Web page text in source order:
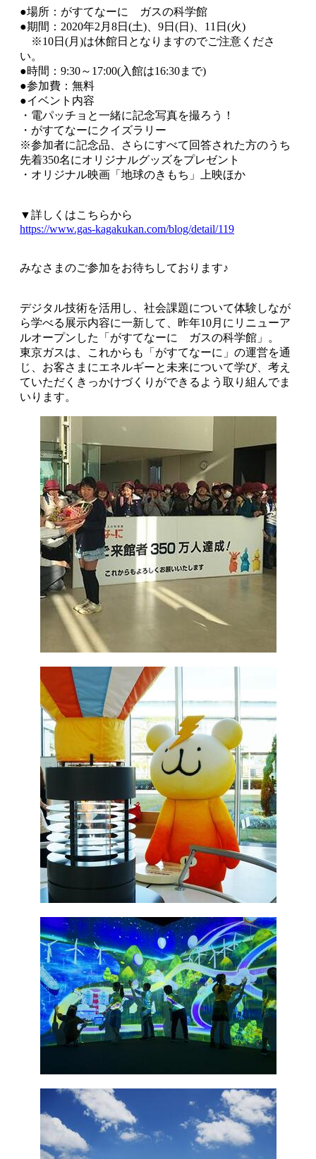
●場所：がすてなーに ガスの科学館
●期間：2020年2月8日(土)、9日(日)、11日(火)
※10日(月)は休館日となりますのでご注意くださ
い。
●時間：9:30～17:00(入館は16:30まで)
●参加費：無料
●イベント内容
・電パッチョと一緒に記念写真を撮ろう！
・がすてなーにクイズラリー
※参加者に記念品、さらにすべて回答された方のうち
先着350名にオリジナルグッズをプレゼント
・オリジナル映画「地球のきもち」上映ほか
▼詳しくはこちらから
https://www.gas-kagakukan.com/blog/detail/119
みなさまのご参加をお待ちしております♪
デジタル技術を活用し、社会課題について体験しなが
ら学べる展示内容に一新して、昨年10月にリニューア
ルオープンした「がすてなーに ガスの科学館」。
東京ガスは、これからも「がすてなーに」の運営を通
じ、お客さまにエネルギーと未来について学び、考え
ていただくきっかけづくりができるよう取り組んでま
いります。